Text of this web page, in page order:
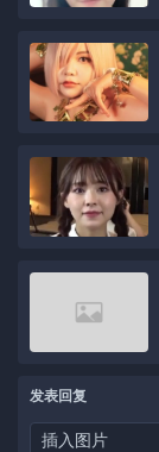
发表回复
插入图片